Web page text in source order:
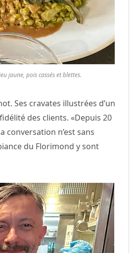
jaune, pois cassés et blettes.
Ses cravates illustrées d’un
des clients. «Depuis 20
conversation n’est sans
du Florimond y sont